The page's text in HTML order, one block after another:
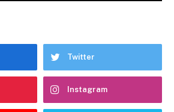
Twitter
Instagram